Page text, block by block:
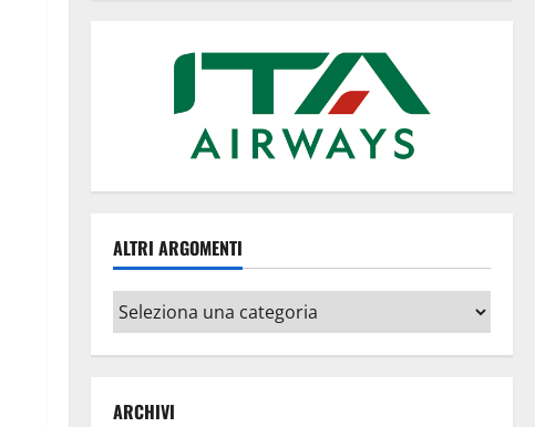
ALTRI ARGOMENTI
Altri
argomenti
ARCHIVI